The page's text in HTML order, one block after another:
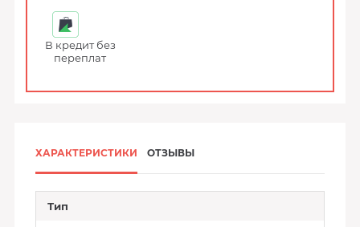
В кредит без
переплат
ХАРАКТЕРИСТИКИ ОТЗЫВЫ
Тип